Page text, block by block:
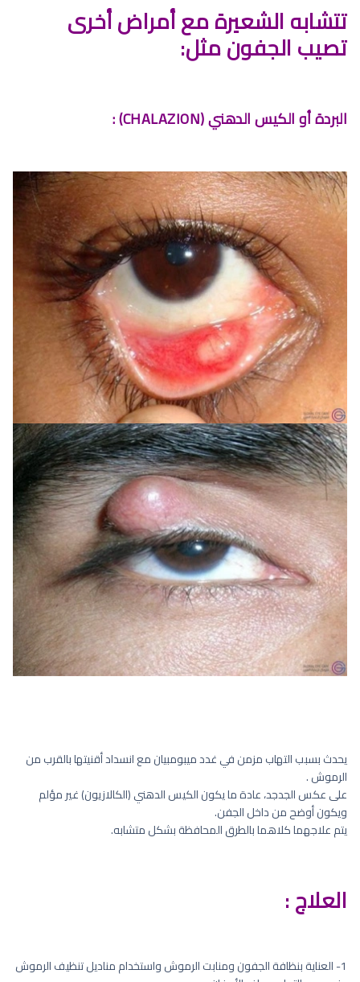
تتشابه الشعيرة مع أمراض أخرى
تصيب الجفون مثل:
البردة أو الكيس الدهني (CHALAZION) :
يحدث بسبب التهاب مزمن في غدد ميبومبيان مع انسداد أقنيتها بالقرب من
الرموش .
على عكس الجدجد، عادة ما يكون الكيس الدهني (الكالازيون) غير مؤلم
ويكون أوضح من داخل الجفن.
يتم علاجهما كلاهما بالطرق المحافظة بشكل متشابه.
العلاج :
1- العناية بنظافة الجفون ومنابت الرموش واستخدام مناديل تنظيف الرموش